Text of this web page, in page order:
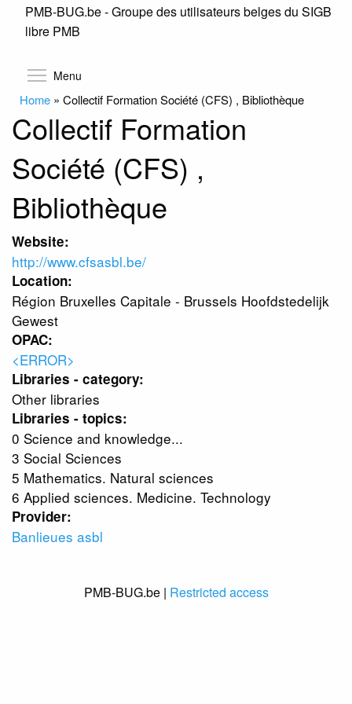
Skip
PMB-BUG.be - Groupe des utilisateurs belges du SIGB
libre PMB
Menu
Home » Collectif Formation Société (CFS) , Bibliothèque
Collectif Formation
Société (CFS) ,
Bibliothèque
Website:
http://www.cfsasbl.be/
Location:
Région Bruxelles Capitale - Brussels Hoofdstedelijk
Gewest
OPAC:
<ERROR>
Libraries - category:
Other libraries
Libraries - topics:
0 Science and knowledge...
3 Social Sciences
5 Mathematics. Natural sciences
6 Applied sciences. Medicine. Technology
Provider:
Banlieues asbl
PMB-BUG.be | Restricted access